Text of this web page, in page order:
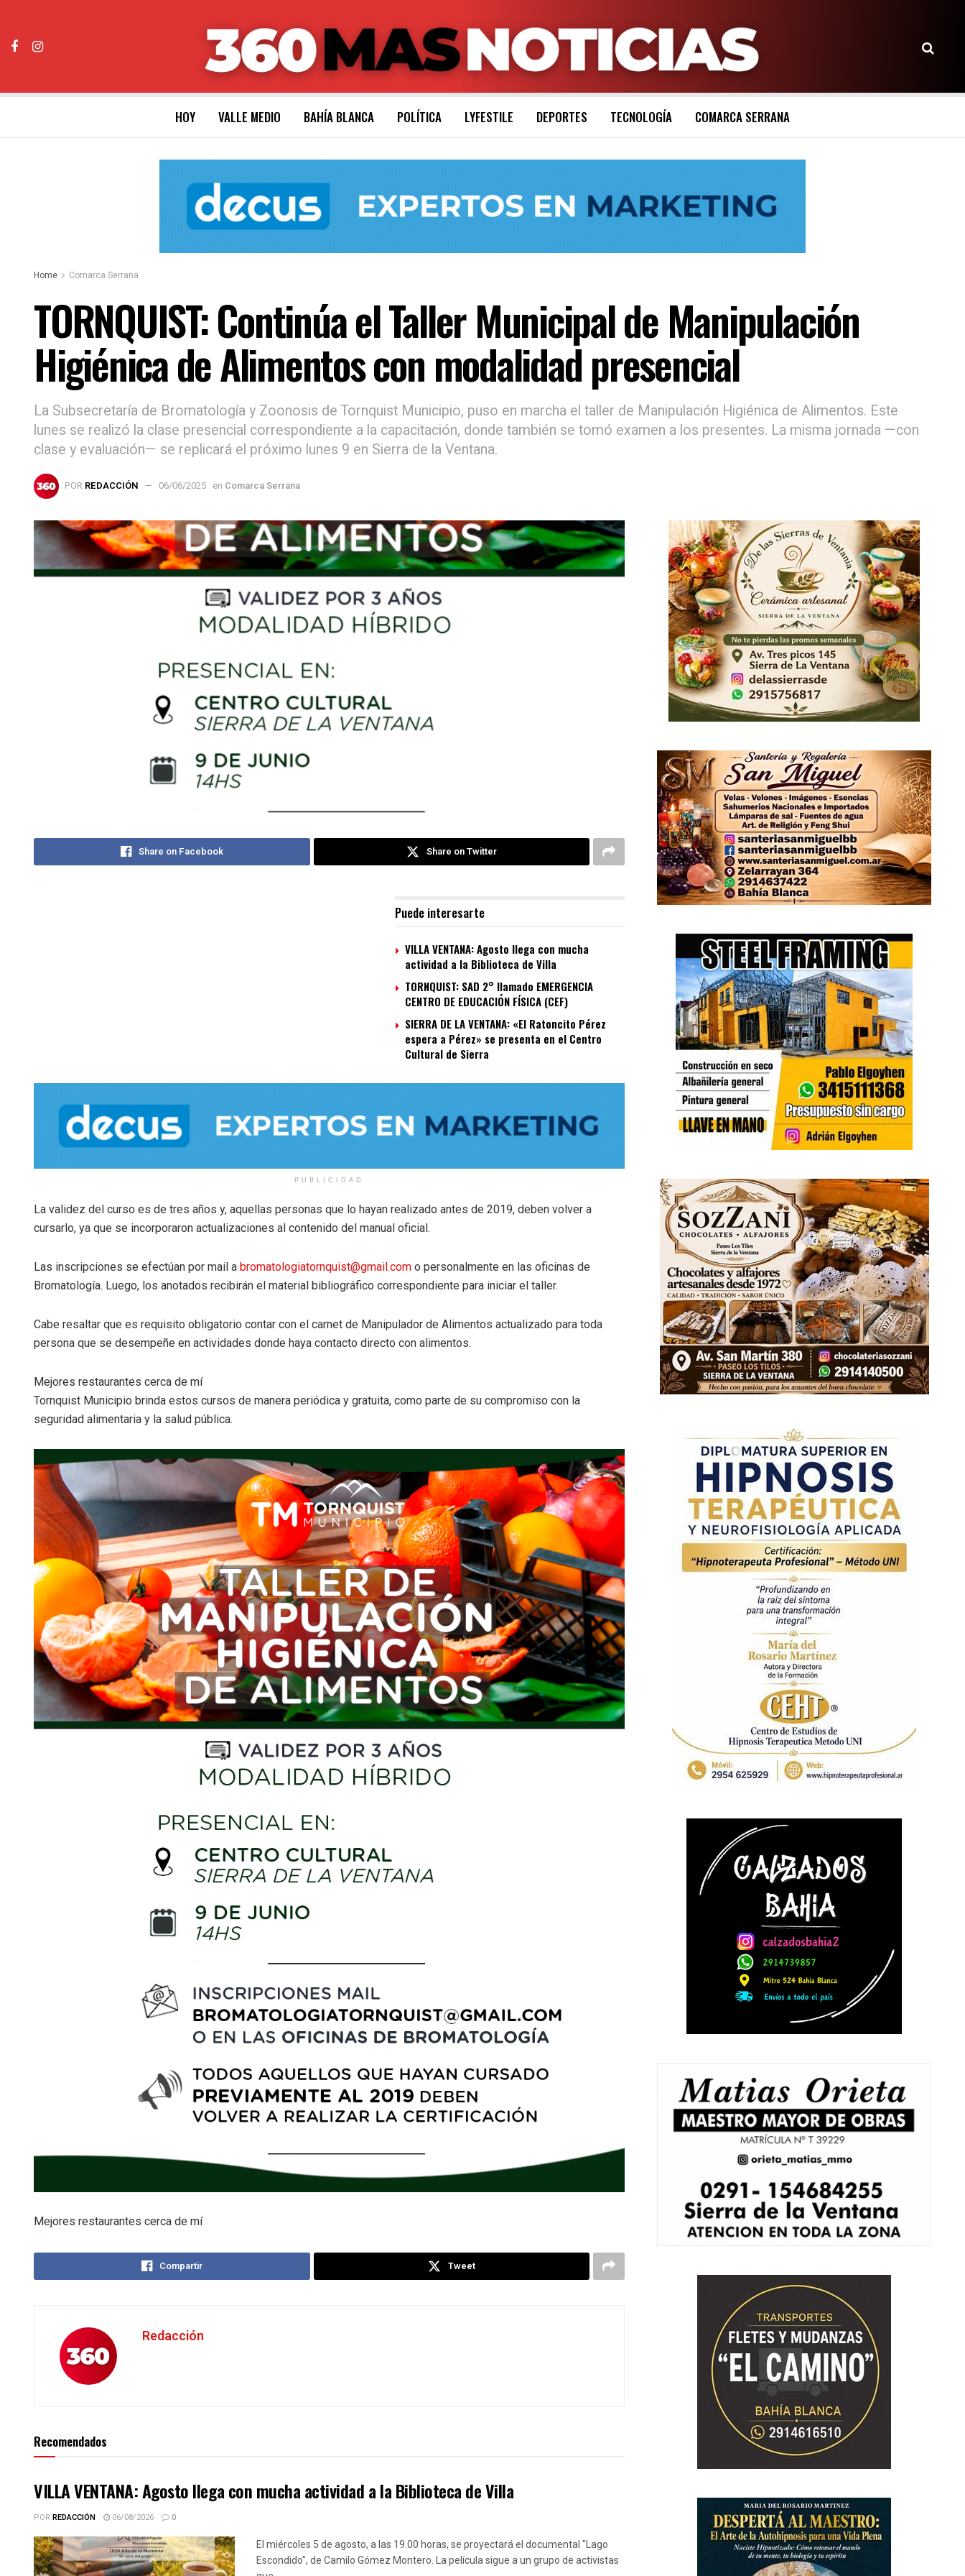
HOY VALLE MEDIO BAHÍA BLANCA POLÍTICA LYFESTILE DEPORTES TECNOLOGÍA COMARCA SERRANA
Home Comarca Serrana
TORNQUIST: Continúa el Taller Municipal de Manipulación
Higiénica de Alimentos con modalidad presencial
La Subsecretaría de Bromatología y Zoonosis de Tornquist Municipio, puso en marcha el taller de Manipulación Higiénica de Alimentos. Este
lunes se realizó la clase presencial correspondiente a la capacitación, donde también se tomó examen a los presentes. La misma jornada —con
clase y evaluación— se replicará el próximo lunes 9 en Sierra de la Ventana.
POR REDACCIÓN 06/06/2025 en Comarca Serrana
Share on Facebook Share on Twitter
Puede interesarte
VILLA VENTANA: Agosto llega con mucha
actividad a la Biblioteca de Villa
TORNQUIST: SAD 2° llamado EMERGENCIA
CENTRO DE EDUCACIÓN FÍSICA (CEF)
SIERRA DE LA VENTANA: «El Ratoncito Pérez
espera a Pérez» se presenta en el Centro
Cultural de Sierra
PUBLICIDAD
La validez del curso es de tres años y, aquellas personas que lo hayan realizado antes de 2019, deben volver a
cursarlo, ya que se incorporaron actualizaciones al contenido del manual oficial.
Las inscripciones se efectúan por mail a bromatologiatornquist@gmail.com o personalmente en las oficinas de
Bromatología. Luego, los anotados recibirán el material bibliográfico correspondiente para iniciar el taller.
Cabe resaltar que es requisito obligatorio contar con el carnet de Manipulador de Alimentos actualizado para toda
persona que se desempeñe en actividades donde haya contacto directo con alimentos.
Mejores restaurantes cerca de mí
Tornquist Municipio brinda estos cursos de manera periódica y gratuita, como parte de su compromiso con la
seguridad alimentaria y la salud pública.
Mejores restaurantes cerca de mí
Compartir Tweet
Redacción
Recomendados
VILLA VENTANA: Agosto llega con mucha actividad a la Biblioteca de Villa
POR REDACCIÓN 06/08/2026 0
El miércoles 5 de agosto, a las 19.00 horas, se proyectará el documental "Lago
Escondido", de Camilo Gómez Montero. La película sigue a un grupo de activistas